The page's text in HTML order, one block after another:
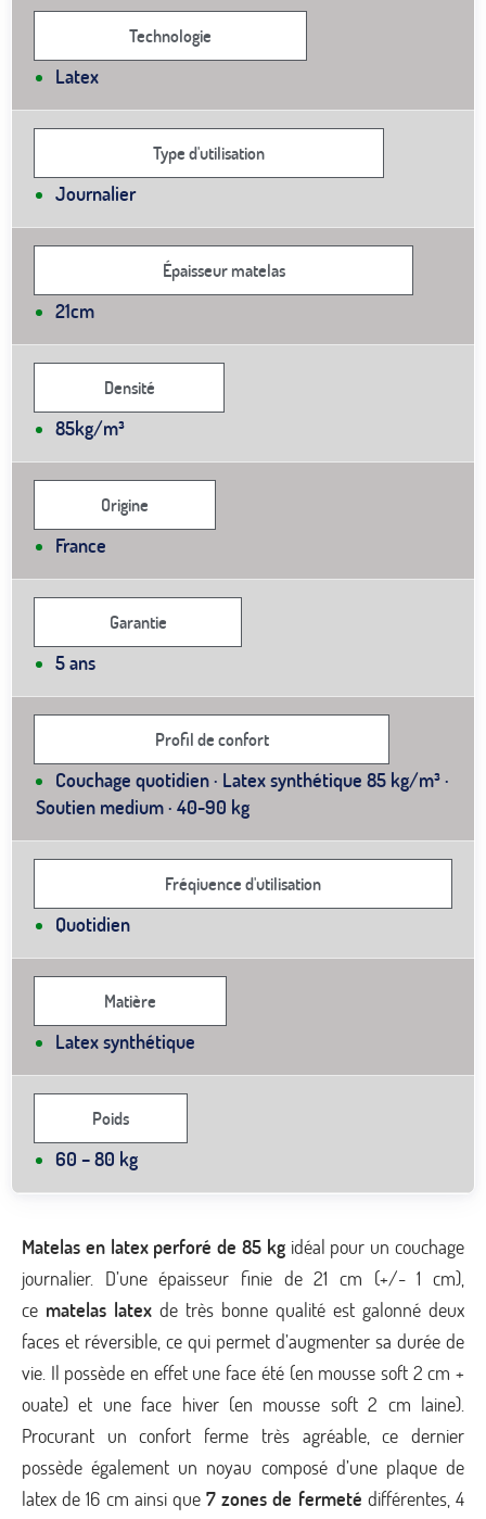
Technologie
Latex
Type d'utilisation
Journalier
Épaisseur matelas
21cm
Densité
85kg/m³
Origine
France
Garantie
5 ans
Profil de confort
Couchage quotidien · Latex synthétique 85 kg/m³ ·
Soutien medium · 40-90 kg
Fréqiuence d'utilisation
Quotidien
Matière
Latex synthétique
Poids
60 – 80 kg
Matelas en latex perforé de 85 kgidéal pour un couchage
journalier. D’une épaisseur finie de 21 cm (+/- 1 cm),
ce matelas latex de très bonne qualité est galonné deux
faces et réversible, ce qui permet d’augmenter sa durée de
vie. Il possède en effet une face été (en mousse soft 2 cm +
ouate) et une face hiver (en mousse soft 2 cm laine).
Procurant un confort ferme très agréable, ce dernier
possède également un noyau composé d’une plaque de
latex de 16 cm ainsi que7 zones de fermeté différentes, 4